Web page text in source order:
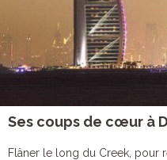
Ses coups de cœur à
Flâner le long du Creek, pour